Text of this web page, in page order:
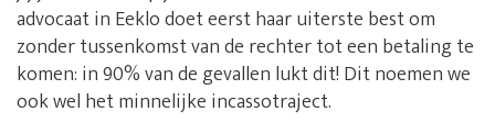
advocaat in Eeklo doet eerst haar uiterste best om
zonder tussenkomst van de rechter tot een betaling te
komen: in 90% van de gevallen lukt dit! Dit noemen we
ook wel het minnelijke incassotraject.